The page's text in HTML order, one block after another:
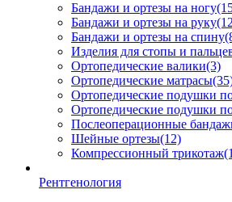
Бандажи и ортезы на ногу
Бандажи и ортезы на руку
Бандажи и ортезы на спину
Изделия для стопы и
Ортопедические валики(3)
Ортопедические матрасы
Ортопедические подушки
Ортопедические подушки
Послеоперационные
Шейные ортезы(12)
Компрессионный трикотаж
Рентгенология